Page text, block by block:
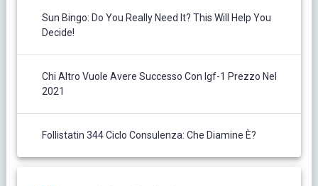
Sun Bingo: Do You Really Need It? This Will Help You
Decide!
Chi Altro Vuole Avere Successo Con Igf-1 Prezzo Nel
2021
Follistatin 344 Ciclo Consulenza: Che Diamine È?